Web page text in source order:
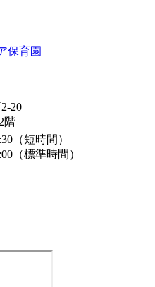
20
階
（短時間）
（標準時間）